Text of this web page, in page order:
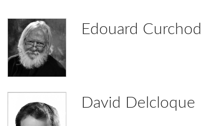
Edouard Curchod
David Delcloque